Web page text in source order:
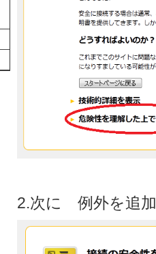
2.次に 例外を追